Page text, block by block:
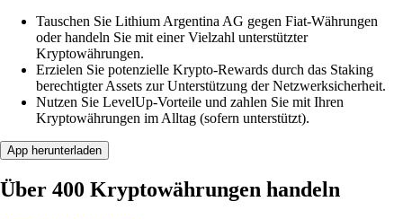
Tauschen Sie Lithium Argentina AG gegen Fiat-Währungen
oder handeln Sie mit einer Vielzahl unterstützter
Kryptowährungen.
Erzielen Sie potenzielle Krypto-Rewards durch das Staking
berechtigter Assets zur Unterstützung der Netzwerksicherheit.
Nutzen Sie LevelUp-Vorteile und zahlen Sie mit Ihren
Kryptowährungen im Alltag (sofern unterstützt).
App herunterladen
Über 400 Kryptowährungen handeln